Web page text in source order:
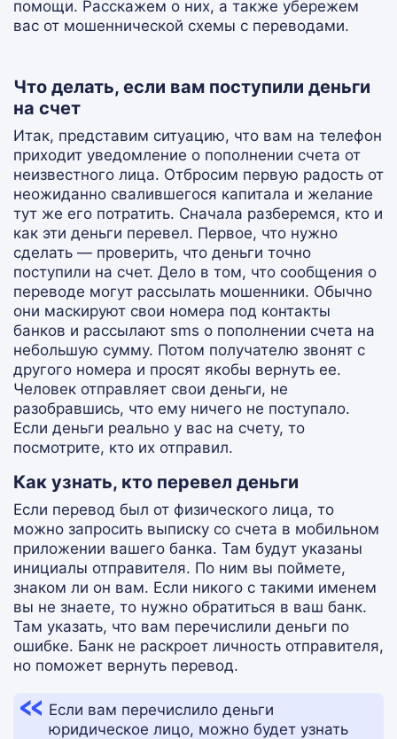
помощи. Расскажем о них, а также убережем
вас от мошеннической схемы с переводами.
Что делать, если вам поступили деньги
на счет
Итак, представим ситуацию, что вам на телефон
приходит уведомление о пополнении счета от
неизвестного лица. Отбросим первую радость от
неожиданно свалившегося капитала и желание
тут же его потратить. Сначала разберемся, кто и
как эти деньги перевел. Первое, что нужно
сделать — проверить, что деньги точно
поступили на счет. Дело в том, что сообщения о
переводе могут рассылать мошенники. Обычно
они маскируют свои номера под контакты
банков и рассылают sms о пополнении счета на
небольшую сумму. Потом получателю звонят с
другого номера и просят якобы вернуть ее.
Человек отправляет свои деньги, не
разобравшись, что ему ничего не поступало.
Если деньги реально у вас на счету, то
посмотрите, кто их отправил.
Как узнать, кто перевел деньги
Если перевод был от физического лица, то
можно запросить выписку со счета в мобильном
приложении вашего банка. Там будут указаны
инициалы отправителя. По ним вы поймете,
знаком ли он вам. Если никого с такими именем
вы не знаете, то нужно обратиться в ваш банк.
Там указать, что вам перечислили деньги по
ошибке. Банк не раскроет личность отправителя,
но поможет вернуть перевод.
Если вам перечислило деньги
юридическое лицо, можно будет узнать